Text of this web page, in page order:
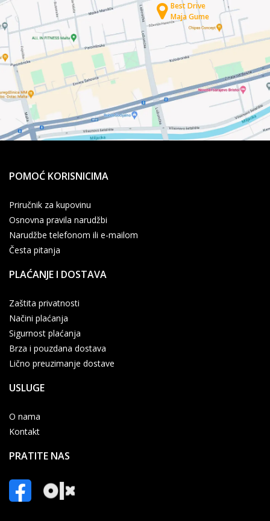
Best Drive
Maja Gume
POMOĆ KORISNICIMA
Priručnik za kupovinu
Osnovna pravila narudžbi
Narudžbe telefonom ili e-mailom
Česta pitanja
PLAĆANJE I DOSTAVA
Zaštita privatnosti
Načini plaćanja
Sigurnost plaćanja
Brza i pouzdana dostava
Lično preuzimanje dostave
USLUGE
O nama
Kontakt
PRATITE NAS